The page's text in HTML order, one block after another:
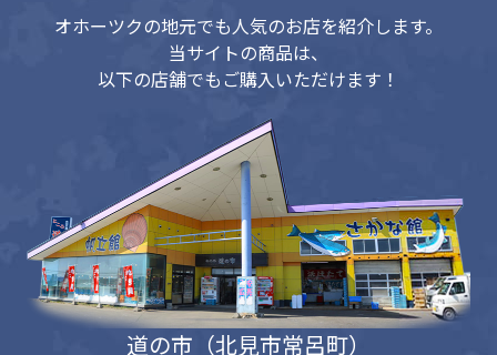
オホーツクの地元でも人気のお店を紹介します。
当サイトの商品は、
以下の店舗でもご購入いただけます！
道の市（北見市常呂町）